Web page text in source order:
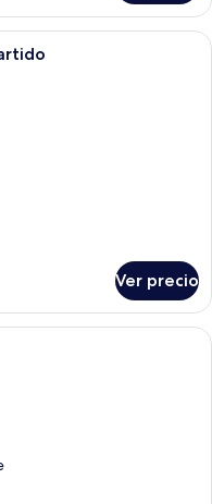
habitación pequeña y bien
Ver precio
con dos camas, una